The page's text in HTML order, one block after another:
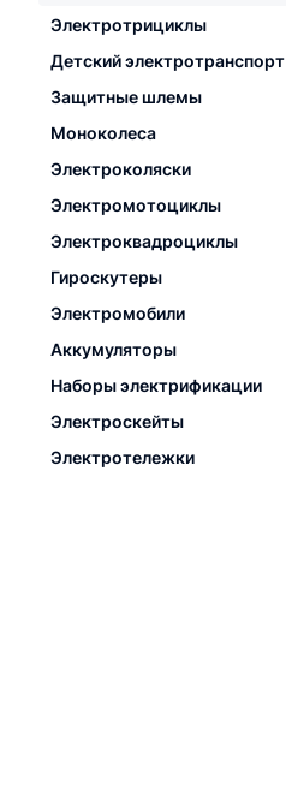
Электротрициклы
Детский электротранспорт
Защитные шлемы
Моноколеса
Электроколяски
Электромотоциклы
Электроквадроциклы
Гироскутеры
Электромобили
Аккумуляторы
Наборы электрификации
Электроскейты
Электротележки